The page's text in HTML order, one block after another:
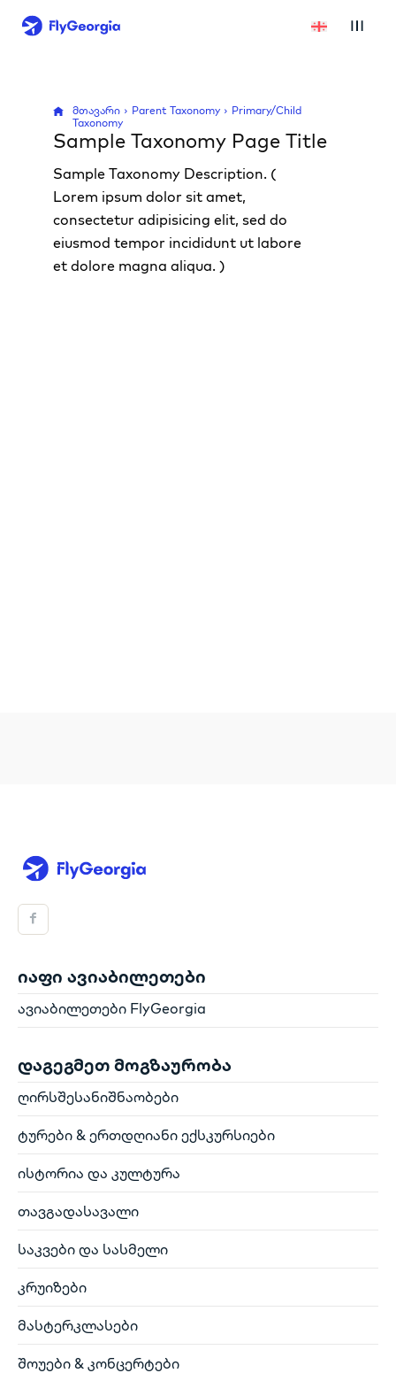
მთავარი Parent Taxonomy
Primary/Child
Taxonomy
Sample Taxonomy Page Title
Sample Taxonomy Description. (
Lorem ipsum dolor sit amet,
consectetur adipisicing elit, sed do
eiusmod tempor incididunt ut labore
et dolore magna aliqua. )
იაფი ავიაბილეთები
ავიაბილეთები FlyGeorgia
დაგეგმეთ მოგზაურობა
ღირსშესანიშნაობები
ტურები & ერთდღიანი ექსკურსიები
ისტორია და კულტურა
თავგადასავალი
საკვები და სასმელი
კრუიზები
მასტერკლასები
შოუები & კონცერტები